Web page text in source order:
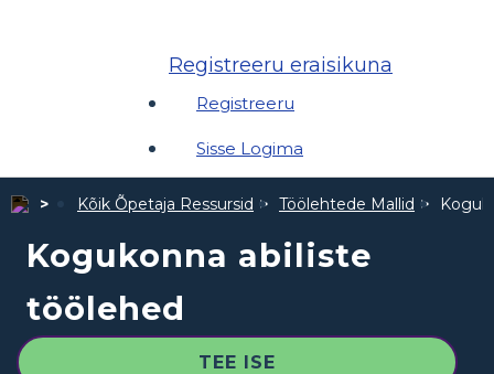
Registreeru eraisikuna
Registreeru
Sisse Logima
Kõik Õpetaja Ressursid Töölehtede Mallid
Kogukonna abiliste
töölehed
TEE ISE